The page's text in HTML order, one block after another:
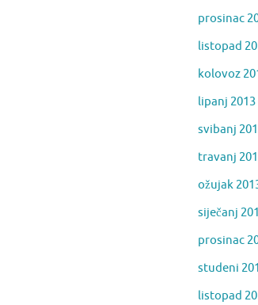
prosinac
listopad
kolovoz
lipanj 2013
svibanj
travanj
ožujak
siječanj
prosinac
studeni
listopad